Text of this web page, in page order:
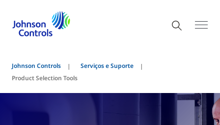
Johnson Controls
Serviços e Suporte
Product Selection Tools